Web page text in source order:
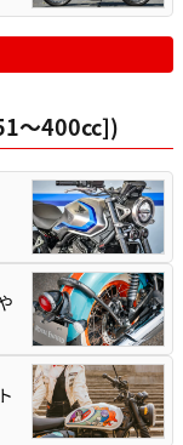
〜400cc])